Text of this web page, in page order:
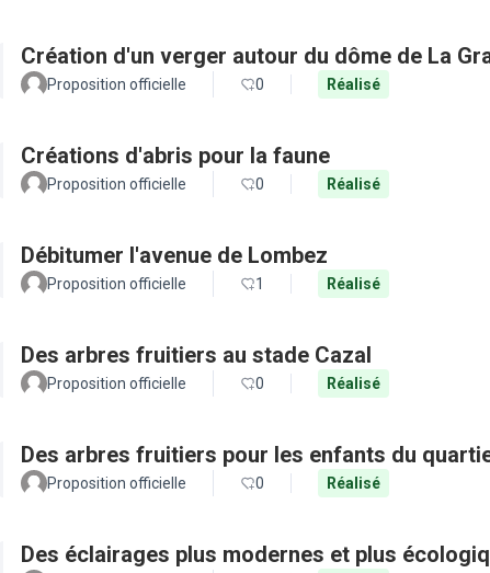
Création d'un verger autour du dôme de La
Proposition officielle 0 Réalisé
Créations d'abris pour la faune
Proposition officielle 0 Réalisé
Débitumer l'avenue de Lombez
Proposition officielle 1 Réalisé
Des arbres fruitiers au stade Cazal
Proposition officielle 0 Réalisé
Des arbres fruitiers pour les enfants du
Proposition officielle 0 Réalisé
Des éclairages plus modernes et plus